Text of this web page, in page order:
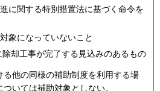
に関する特別措置法に基づく命令を
象になっていないこと
除却工事が完了する見込みのあるもの
る他の同様の補助制度を利用する場
いては補助対象としない。